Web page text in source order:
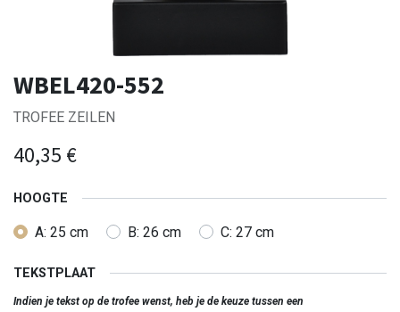
WBEL420-552
TROFEE ZEILEN
40,35 €
HOOGTE
A: 25 cm B: 26 cm C: 27 cm
TEKSTPLAAT
Indien je tekst op de trofee wenst, heb je de keuze tussen een